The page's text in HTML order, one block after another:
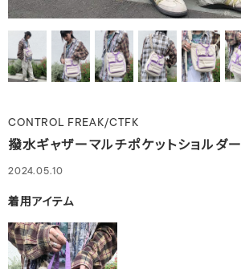
CONTROL FREAK/CTFK
撥水ギャザーマルチポケットショルダー
2024.05.10
着用アイテム